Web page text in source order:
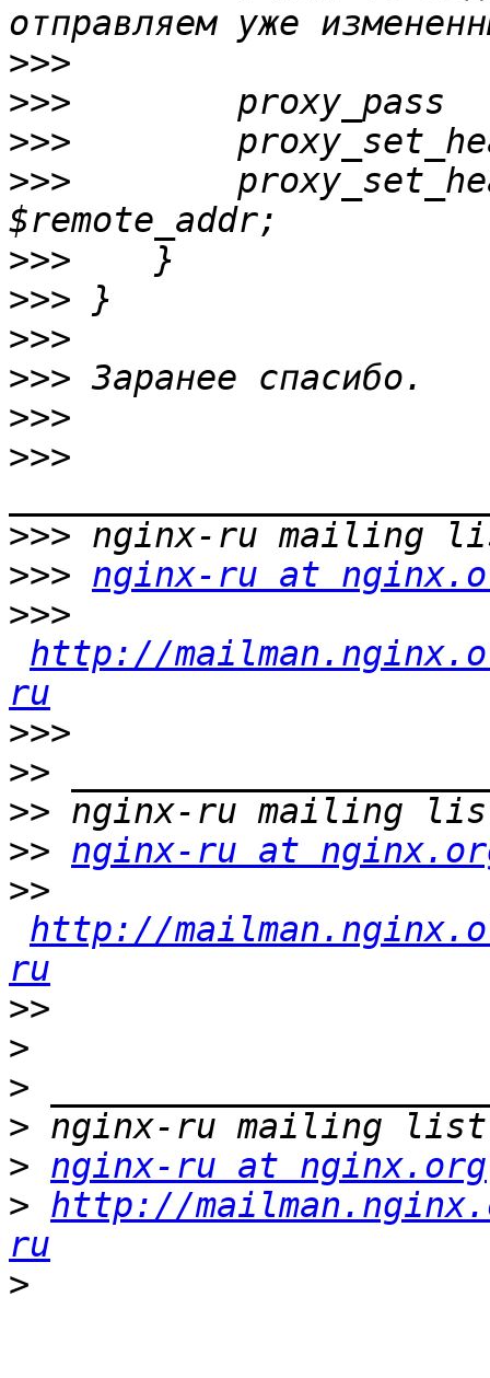
>>>
>>>
>>>
>>>
>>>
>>>
>>>
>>>
>>>
>>>
>>>
>>> nginx-ru at
>>>
http://
ru
>>>
>>
>>
>> nginx-ru at
>>
http://
ru
>>
>
>
>
> nginx-ru at nginx.org
> http://
ru
>